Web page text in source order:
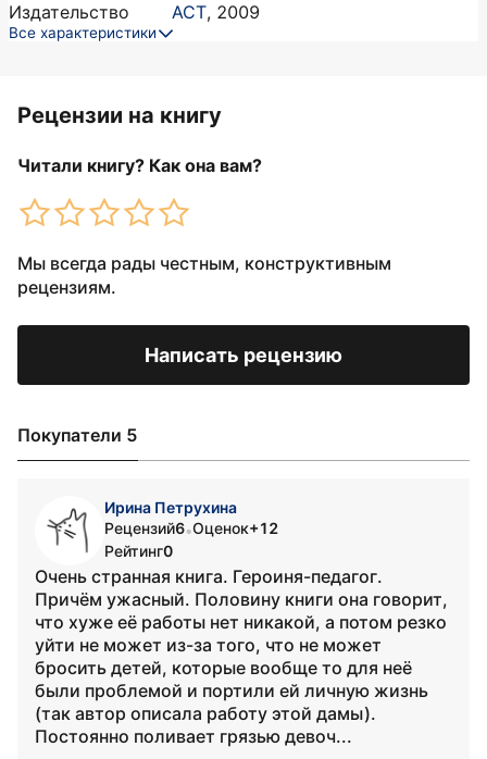
Издательство
АСТ, 2009
Все характеристики
Рецензии на книгу
Читали книгу? Как она вам?
Мы всегда рады честным, конструктивным
рецензиям.
Написать рецензию
Покупатели 5
Ирина Петрухина
Рецензий6•Оценок+12
Рейтинг0
Очень странная книга. Героиня-педагог.
Причём ужасный. Половину книги она говорит,
что хуже её работы нет никакой, а потом резко
уйти не может из-за того, что не может
бросить детей, которые вообще то для неё
были проблемой и портили ей личную жизнь
(так автор описала работу этой дамы).
Постоянно поливает грязью девоч...